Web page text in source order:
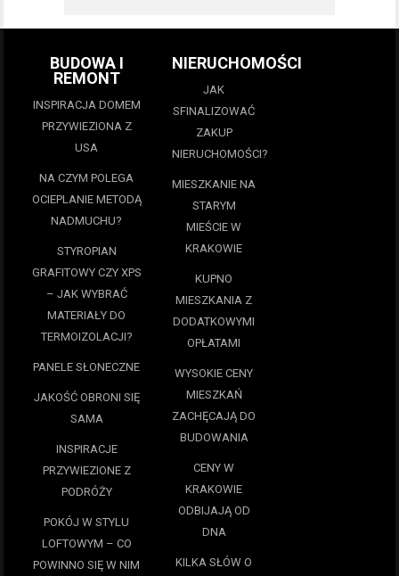
BUDOWA I
REMONT
INSPIRACJA DOMEM
PRZYWIEZIONA Z
USA
NA CZYM POLEGA
OCIEPLANIE METODĄ
NADMUCHU?
STYROPIAN
GRAFITOWY CZY XPS
– JAK WYBRAĆ
MATERIAŁY DO
TERMOIZOLACJI?
PANELE SŁONECZNE
JAKOŚĆ OBRONI SIĘ
SAMA
INSPIRACJE
PRZYWIEZIONE Z
PODRÓŻY
POKÓJ W STYLU
LOFTOWYM – CO
POWINNO SIĘ W NIM
NIERUCHOMOŚCI
JAK
SFINALIZOWAĆ
ZAKUP
NIERUCHOMOŚCI?
MIESZKANIE NA
STARYM
MIEŚCIE W
KRAKOWIE
KUPNO
MIESZKANIA Z
DODATKOWYMI
OPŁATAMI
WYSOKIE CENY
MIESZKAŃ
ZACHĘCAJĄ DO
BUDOWANIA
CENY W
KRAKOWIE
ODBIJAJĄ OD
DNA
KILKA SŁÓW O